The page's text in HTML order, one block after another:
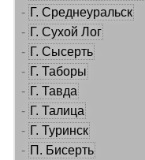
- Г. Среднеуральск
- Г. Сухой Лог
- Г. Сысерть
- Г. Таборы
- Г. Тавда
- Г. Талица
- Г. Туринск
- П. Бисерть